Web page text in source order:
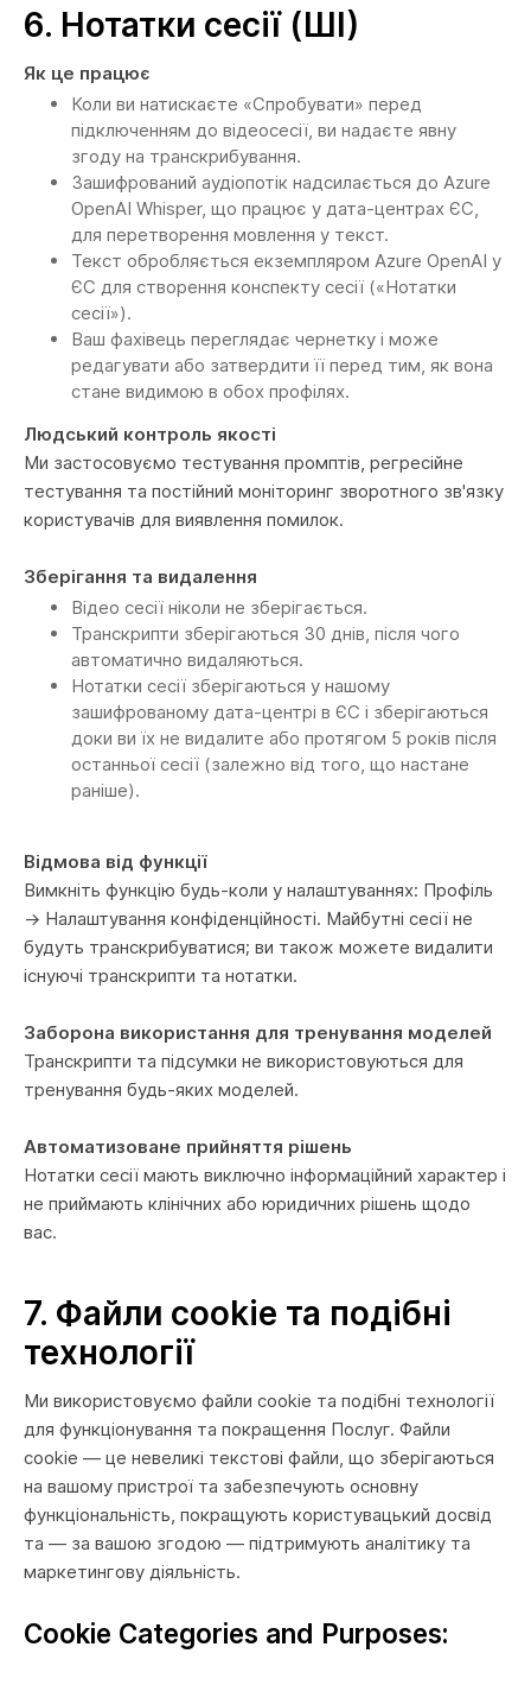
6. Нотатки сесії (ШІ)
Як це працює
Коли ви натискаєте «Спробувати» перед
підключенням до відеосесії, ви надаєте явну
згоду на транскрибування.
Зашифрований аудіопотік надсилається до Azure
OpenAI Whisper, що працює у дата-центрах ЄС,
для перетворення мовлення у текст.
Текст обробляється екземпляром Azure OpenAI у
ЄС для створення конспекту сесії («Нотатки
сесії»).
Ваш фахівець переглядає чернетку і може
редагувати або затвердити її перед тим, як вона
стане видимою в обох профілях.
Людський контроль якості
Ми застосовуємо тестування промптів, регресійне
тестування та постійний моніторинг зворотного зв'язку
користувачів для виявлення помилок.
Зберігання та видалення
Відео сесії ніколи не зберігається.
Транскрипти зберігаються 30 днів, після чого
автоматично видаляються.
Нотатки сесії зберігаються у нашому
зашифрованому дата-центрі в ЄС і зберігаються
доки ви їх не видалите або протягом 5 років після
останньої сесії (залежно від того, що настане
раніше).
Відмова від функції
Вимкніть функцію будь-коли у налаштуваннях: Профіль
→ Налаштування конфіденційності. Майбутні сесії не
будуть транскрибуватися; ви також можете видалити
існуючі транскрипти та нотатки.
Заборона використання для тренування моделей
Транскрипти та підсумки не використовуються для
тренування будь-яких моделей.
Автоматизоване прийняття рішень
Нотатки сесії мають виключно інформаційний характер і
не приймають клінічних або юридичних рішень щодо
вас.
7. Файли cookie та подібні
технології
Ми використовуємо файли cookie та подібні технології
для функціонування та покращення Послуг. Файли
cookie — це невеликі текстові файли, що зберігаються
на вашому пристрої та забезпечують основну
функціональність, покращують користувацький досвід
та — за вашою згодою — підтримують аналітику та
маркетингову діяльність.
Cookie Categories and Purposes: